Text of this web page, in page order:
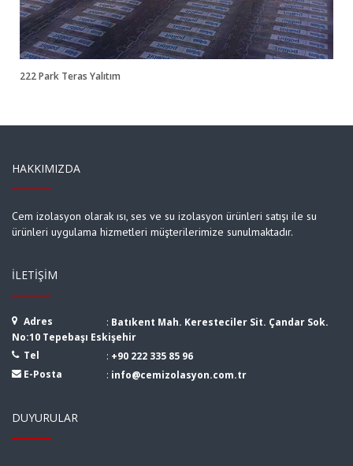
222 Park Teras Yalıtım
HAKKIMIZDA
Cem izolasyon olarak ısı, ses ve su izolasyon ürünleri satışı ile su
ürünleri uygulama hizmetleri müşterilerimize sunulmaktadır.
İLETIŞIM
Adres : Batıkent Mah. Keresteciler Sit. Çandar Sok.
No:10 Tepebaşı Eskişehir
Tel
: +90 222 335 85 96
E-Posta
: info@cemizolasyon.com.tr
DUYURULAR